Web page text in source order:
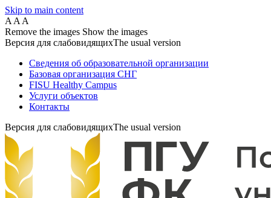
Skip to main content
A A A
Remove the images Show the images
Версия для слабовидящихThe usual version
Сведения об образовательной организации
Базовая организация СНГ
FISU Healthy Campus
Услуги объектов
Контакты
Версия для слабовидящихThe usual version